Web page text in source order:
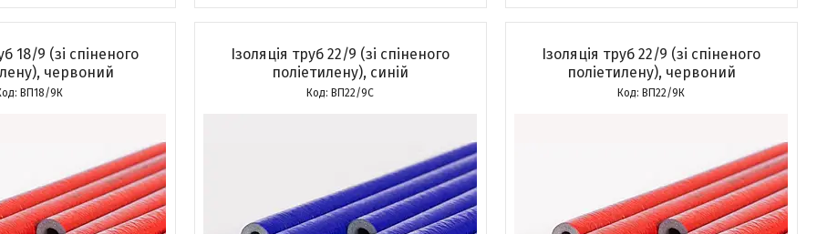
18/9 (зі спіненого
червоний
ВП18/9К
Ізоляція труб 22/9 (зі спіненого
поліетилену), синій
ВП22/9С
Ізоляція труб 22/9 (зі спіненого
поліетилену), червоний
ВП22/9К